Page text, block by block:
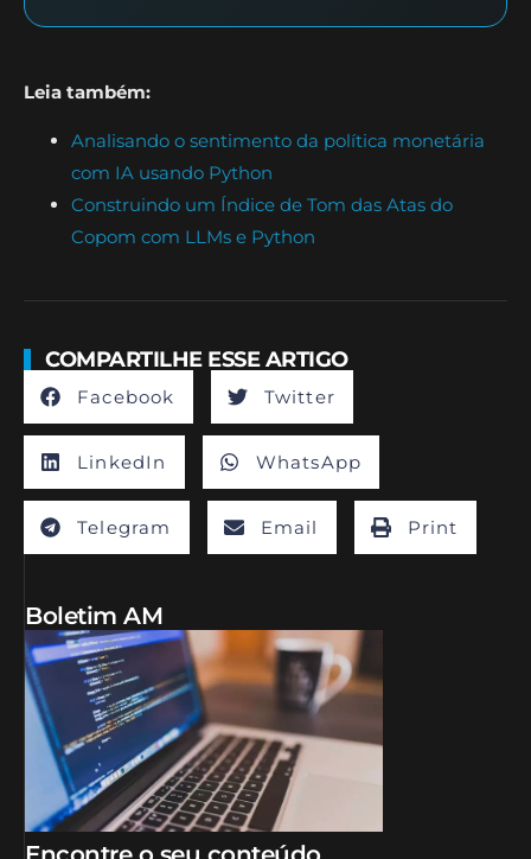
Leia também:
Analisando o sentimento da política monetária
com IA usando Python
Construindo um Índice de Tom das Atas do
Copom com LLMs e Python
COMPARTILHE ESSE ARTIGO
Facebook Twitter
LinkedIn WhatsApp
Telegram Email Print
Boletim AM